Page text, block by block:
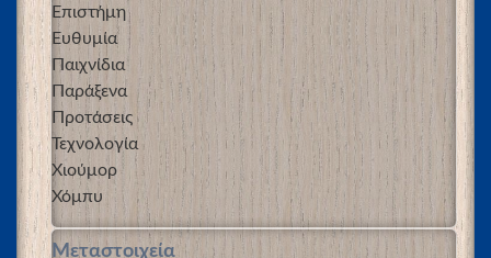
Επιστήμη
Ευθυμία
Παιχνίδια
Παράξενα
Προτάσεις
Τεχνολογία
Χιούμορ
Χόμπυ
Μεταστοιχεία